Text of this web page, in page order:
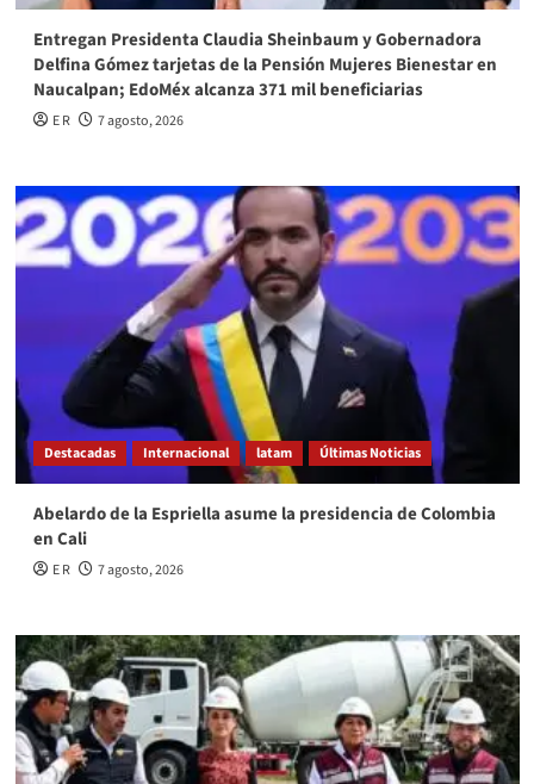
Entregan Presidenta Claudia Sheinbaum y Gobernadora
Delfina Gómez tarjetas de la Pensión Mujeres Bienestar en
Naucalpan; EdoMéx alcanza 371 mil beneficiarias
E R 7 agosto, 2026
Destacadas Internacional latam Últimas Noticias
Abelardo de la Espriella asume la presidencia de Colombia
en Cali
E R 7 agosto, 2026